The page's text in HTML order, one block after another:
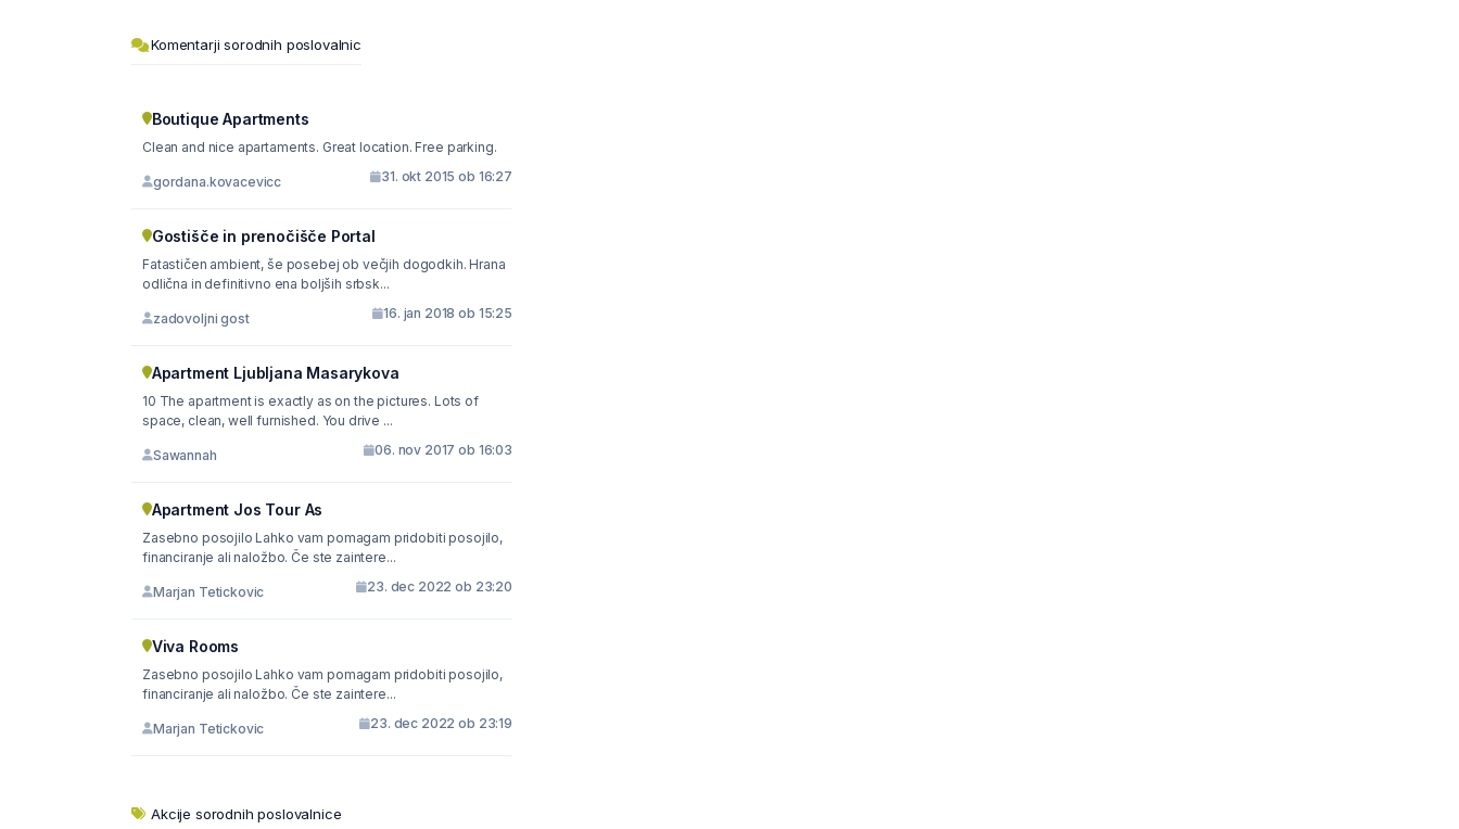
Komentarji sorodnih poslovalnic
Boutique Apartments
Clean and nice apartaments. Great location. Free parking.
gordana.kovacevicc 31. okt 2015 ob 16:27
Gostišče in prenočišče Portal
Fatastičen ambient, še posebej ob večjih dogodkih. Hrana
odlična in definitivno ena boljših srbsk...
zadovoljni gost 16. jan 2018 ob 15:25
Apartment Ljubljana Masarykova
10 The apartment is exactly as on the pictures. Lots of
space, clean, well furnished. You drive ...
Sawannah 06. nov 2017 ob 16:03
Apartment Jos Tour As
Zasebno posojilo Lahko vam pomagam pridobiti posojilo,
financiranje ali naložbo. Če ste zaintere...
Marjan Tetickovic 23. dec 2022 ob 23:20
Viva Rooms
Zasebno posojilo Lahko vam pomagam pridobiti posojilo,
financiranje ali naložbo. Če ste zaintere...
Marjan Tetickovic 23. dec 2022 ob 23:19
Akcije sorodnih poslovalnice